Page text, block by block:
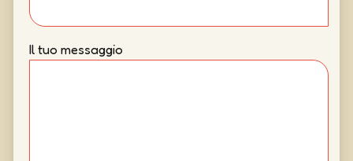
Il tuo messaggio